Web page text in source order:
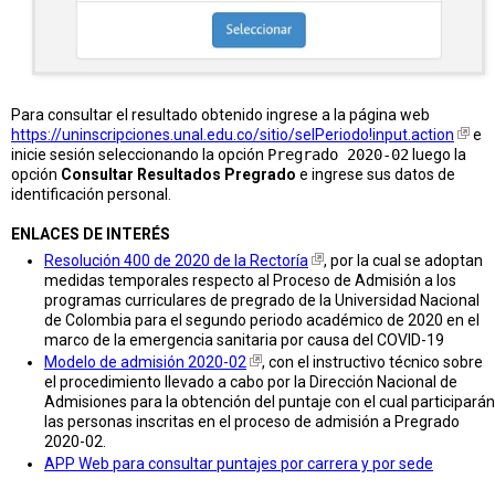
Para consultar el resultado obtenido ingrese a la página web
https://uninscripciones.unal.edu.co/sitio/selPeriodo!input.action
e
inicie sesión seleccionando la opción Pregrado 2020-02 luego la
opción Consultar Resultados Pregrado e ingrese sus datos de
identificación personal.
ENLACES DE INTERÉS
Resolución 400 de 2020 de la Rectoría
, por la cual se adoptan
medidas temporales respecto al Proceso de Admisión a los
programas curriculares de pregrado de la Universidad Nacional
de Colombia para el segundo periodo académico de 2020 en el
marco de la emergencia sanitaria por causa del COVID-19
Modelo de admisión 2020-02
, con el instructivo técnico sobre
el procedimiento llevado a cabo por la Dirección Nacional de
Admisiones para la obtención del puntaje con el cual participarán
las personas inscritas en el proceso de admisión a Pregrado
2020-02.
APP Web para consultar puntajes por carrera y por sede